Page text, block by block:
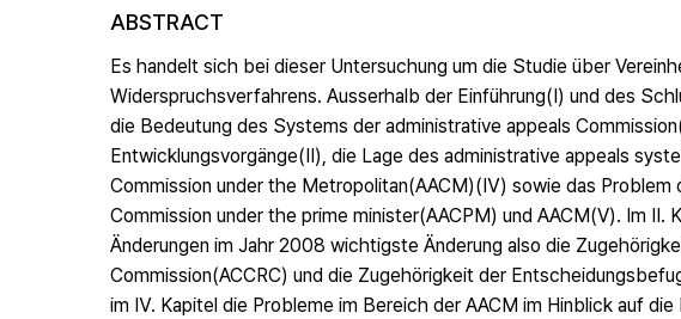
ABSTRACT
Es handelt sich bei dieser Untersuchung um die Studie über
Widerspruchsverfahrens. Ausserhalb der Einführung(Ⅰ) und des
die Bedeutung des Systems der administrative appeals
Entwicklungsvorgänge(Ⅱ), die Lage des administrative appeals
Commission under the Metropolitan(AACM)(Ⅳ) sowie das Problem
Commission under the prime minister(AACPM) und AACM(Ⅴ). Im
Änderungen im Jahr 2008 wichtigste Änderung also die
Commission(ACCRC) und die Zugehörigkeit der
im Ⅳ. Kapitel die Probleme im Bereich der AACM im Hinblick auf